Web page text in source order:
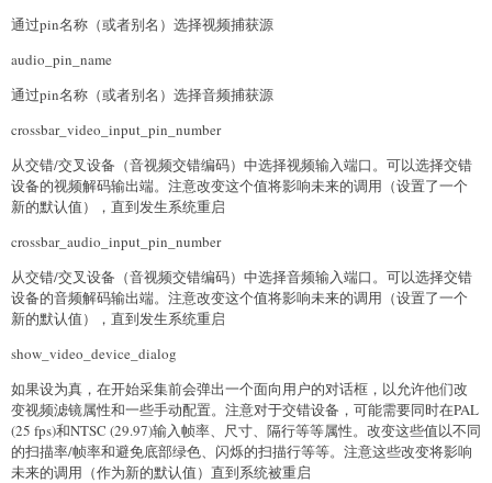
通过pin名称（或者别名）选择视频捕获源
audio_pin_name
通过pin名称（或者别名）选择音频捕获源
crossbar_video_input_pin_number
从交错/交叉设备（音视频交错编码）中选择视频输入端口。可以选择交错
设备的视频解码输出端。注意改变这个值将影响未来的调用（设置了一个
新的默认值），直到发生系统重启
crossbar_audio_input_pin_number
从交错/交叉设备（音视频交错编码）中选择音频输入端口。可以选择交错
设备的音频解码输出端。注意改变这个值将影响未来的调用（设置了一个
新的默认值），直到发生系统重启
show_video_device_dialog
如果设为真，在开始采集前会弹出一个面向用户的对话框，以允许他们改
变视频滤镜属性和一些手动配置。注意对于交错设备，可能需要同时在PAL
(25 fps)和NTSC (29.97)输入帧率、尺寸、隔行等等属性。改变这些值以不同
的扫描率/帧率和避免底部绿色、闪烁的扫描行等等。注意这些改变将影响
未来的调用（作为新的默认值）直到系统被重启